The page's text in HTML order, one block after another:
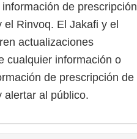
de prescripción
Rinvoq. El Jakafi y el
actualizaciones
cualquier información o
de prescripción de
alertar al público.